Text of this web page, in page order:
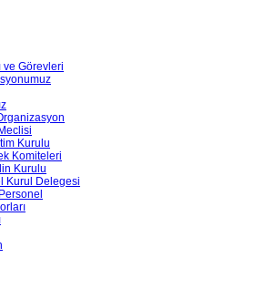
ve Görevleri
Kurulu
Komiteleri
Kurulu
Kurul Delegesi